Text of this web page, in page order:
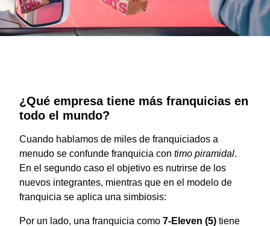
¿Qué empresa tiene más franquicias en
todo el mundo?
Cuando hablamos de miles de franquiciados a
menudo se confunde franquicia con timo piramidal.
En el segundo caso el objetivo es nutrirse de los
nuevos integrantes, mientras que en el modelo de
franquicia se aplica una simbiosis:
Por un lado, una franquicia como 7-Eleven (5) tiene